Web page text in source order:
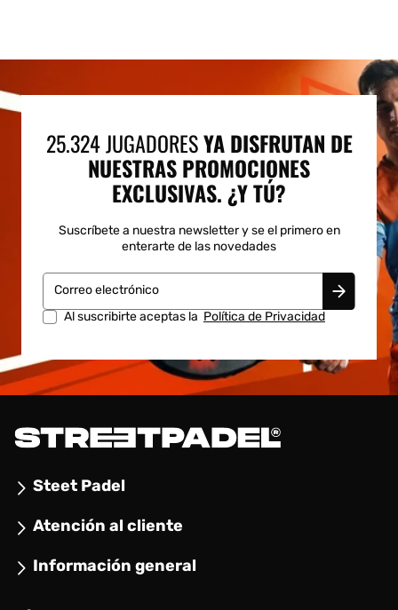
25.324 JUGADORESYA DISFRUTAN DE
NUESTRAS PROMOCIONES
EXCLUSIVAS. ¿Y TÚ?
Suscríbete a nuestra newsletter y se el primero en
enterarte de las novedades
Correo electrónico
Al suscribirte aceptas la Política de Privacidad
Steet Padel
Atención al cliente
Información general